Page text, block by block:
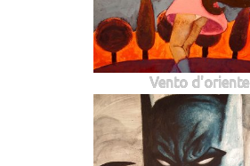
Vento d'oriente